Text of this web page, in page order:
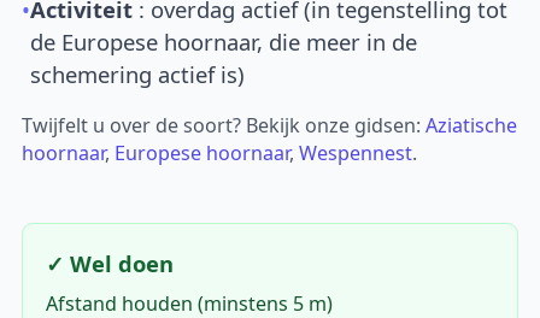
•Activiteit : overdag actief (in tegenstelling tot
de Europese hoornaar, die meer in de
schemering actief is)
Twijfelt u over de soort? Bekijk onze gidsen:Aziatische
hoornaar, Europese hoornaar,Wespennest.
✓ Wel doen
Afstand houden (minstens 5 m)